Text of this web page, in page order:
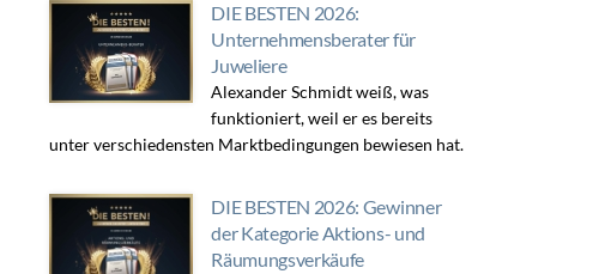
DIE BESTEN 2026:
Unternehmensberater für
Juweliere
Alexander Schmidt weiß, was
funktioniert, weil er es bereits
unter verschiedensten Marktbedingungen bewiesen hat.
DIE BESTEN 2026: Gewinner
der Kategorie Aktions- und
Räumungsverkäufe